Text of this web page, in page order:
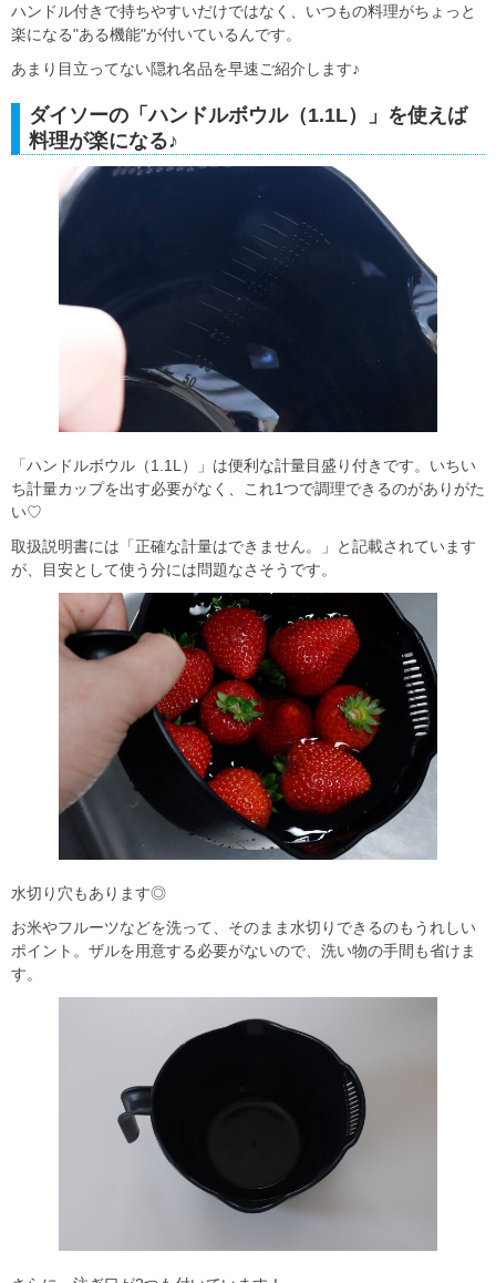
ハンドル付きで持ちやすいだけではなく、いつもの料理がちょっと
楽になる"ある機能"が付いているんです。
あまり目立ってない隠れ名品を早速ご紹介します♪
ダイソーの「ハンドルボウル（1.1L）」を使えば
料理が楽になる♪
「ハンドルボウル（1.1L）」は便利な計量目盛り付きです。いちい
ち計量カップを出す必要がなく、これ1つで調理できるのがありがた
い♡
取扱説明書には「正確な計量はできません。」と記載されています
が、目安として使う分には問題なさそうです。
水切り穴もあります◎
お米やフルーツなどを洗って、そのまま水切りできるのもうれしい
ポイント。ザルを用意する必要がないので、洗い物の手間も省けま
す。